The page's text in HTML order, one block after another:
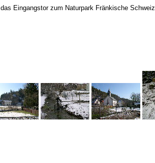
das Eingangstor zum Naturpark Fränkische Schweiz